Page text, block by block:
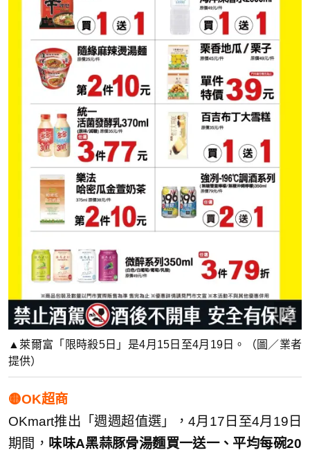
▲萊爾富「限時殺5日」是4月15日至4月19日。（圖／業者
提供）
🟡OK超商
OKmart推出「週週超值選」，4月17日至4月19日
期間， 味味A黑蒜豚骨湯麵買一送一、平均每碗20